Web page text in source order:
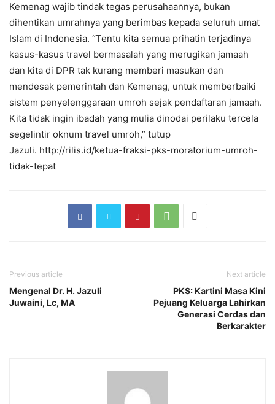
Kemenag wajib tindak tegas perusahaannya, bukan
dihentikan umrahnya yang berimbas kepada seluruh umat
Islam di Indonesia. “Tentu kita semua prihatin terjadinya
kasus-kasus travel bermasalah yang merugikan jamaah
dan kita di DPR tak kurang memberi masukan dan
mendesak pemerintah dan Kemenag, untuk memberbaiki
sistem penyelenggaraan umroh sejak pendaftaran jamaah.
Kita tidak ingin ibadah yang mulia dinodai perilaku tercela
segelintir oknum travel umroh,” tutup
Jazuli. http://rilis.id/ketua-fraksi-pks-moratorium-umroh-
tidak-tepat
Previous article
Mengenal Dr. H. Jazuli
Juwaini, Lc, MA
Next article
PKS: Kartini Masa Kini
Pejuang Keluarga Lahirkan
Generasi Cerdas dan
Berkarakter